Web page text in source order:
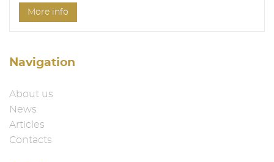
More info
Navigation
About us
News
Articles
Contacts